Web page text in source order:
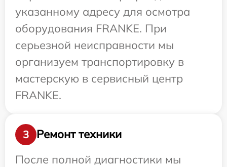
указанному адресу для осмотра
оборудования FRANKE. При
серьезной неисправности мы
организуем транспортировку в
мастерскую в сервисный центр
FRANKE.
3
Ремонт техники
После полной диагностики мы